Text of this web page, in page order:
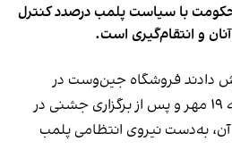
حکومت با سیاست پلمب درصدد کنترل
و انتقام‌گیری است.
دادند فروشگاه جین‌وست در
خیابان فرشته تهران، شنبه ۱۹ مهر و پس از برگزاری جشنی در
آن، به‌دست نیروی انتظامی پلمب